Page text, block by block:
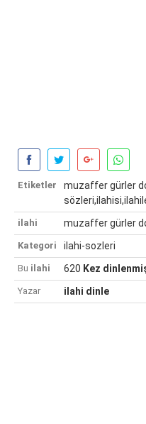
Etiketler
muzaffer gürler
ilahi muzaffer gürler
Kategori ilahi-sozleri
Bu ilahi 620 Kez
Yazar ilahi dinle